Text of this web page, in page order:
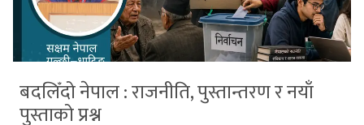
बदलिँदो नेपाल : राजनीति, पुस्तान्तरण र नयाँ
पुस्ताको प्रश्न